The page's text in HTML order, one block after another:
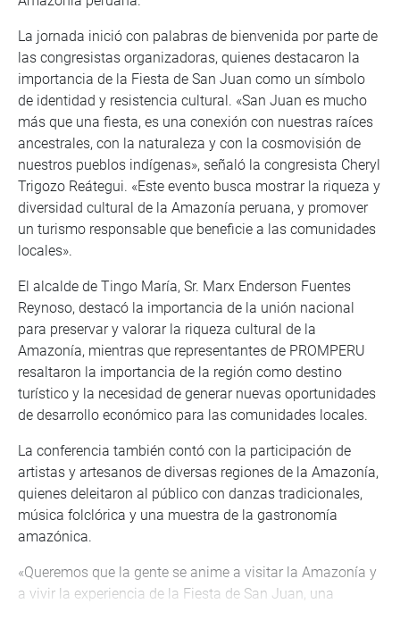
La jornada inició con palabras de bienvenida por parte de
las congresistas organizadoras, quienes destacaron la
importancia de la Fiesta de San Juan como un símbolo
de identidad y resistencia cultural. «San Juan es mucho
más que una fiesta, es una conexión con nuestras raíces
ancestrales, con la naturaleza y con la cosmovisión de
nuestros pueblos indígenas», señaló la congresista Cheryl
Trigozo Reátegui. «Este evento busca mostrar la riqueza y
diversidad cultural de la Amazonía peruana, y promover
un turismo responsable que beneficie a las comunidades
locales».
El alcalde de Tingo María, Sr. Marx Enderson Fuentes
Reynoso, destacó la importancia de la unión nacional
para preservar y valorar la riqueza cultural de la
Amazonía, mientras que representantes de PROMPERU
resaltaron la importancia de la región como destino
turístico y la necesidad de generar nuevas oportunidades
de desarrollo económico para las comunidades locales.
La conferencia también contó con la participación de
artistas y artesanos de diversas regiones de la Amazonía,
quienes deleitaron al público con danzas tradicionales,
música folclórica y una muestra de la gastronomía
amazónica.
«Queremos que la gente se anime a visitar la Amazonía y
a vivir la experiencia de la Fiesta de San Juan, una